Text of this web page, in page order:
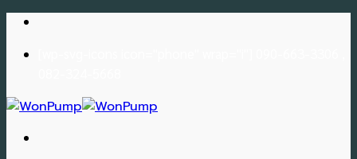
Skip
content